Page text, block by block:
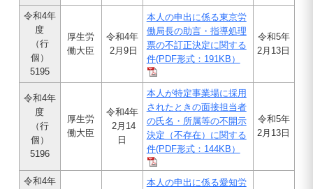
令和4年
度
（行
個）
5195
厚生労
働大臣
令和4年
2月9日
本人の申出に係る東京労
働局長の助言・指導処理
票の不訂正決定に関する
件(PDF形式：191KB）
令和5年
2月13日
令和4年
度
（行
個）
5196
厚生労
働大臣
令和4年
2月14
日
本人が特定事業場に採用
されたときの面接担当者
の氏名・所属等の不開示
決定（不存在）に関する
件(PDF形式：144KB）
令和5年
2月13日
令和4年
本人の申出に係る愛知労